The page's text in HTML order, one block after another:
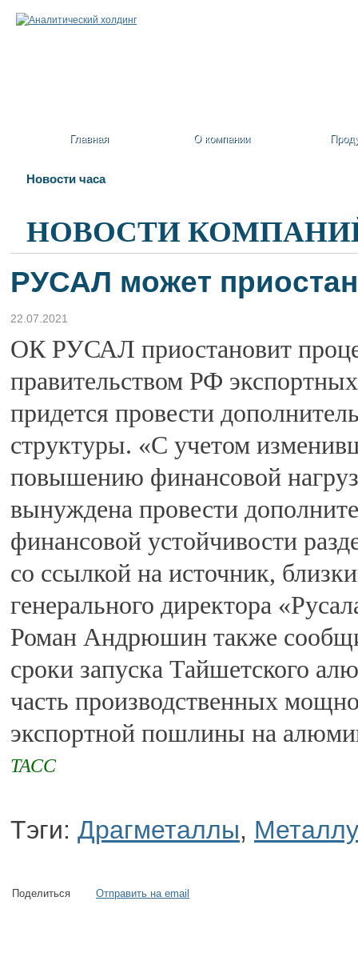
Главная О компании
Новости часа
НОВОСТИ
РУСАЛ может
22.07.2021
ОК РУСАЛ приостановит
правительством РФ
придется провести
структуры. «С учетом
повышению финансовой
вынуждена провести
финансовой устойчивости
со ссылкой на источник,
генерального директора
Роман Андрюшин также
сроки запуска Тайшетского
часть производственных
экспортной пошлины на
ТАСС
Тэги: Драгметаллы,
Поделиться Отправить на email